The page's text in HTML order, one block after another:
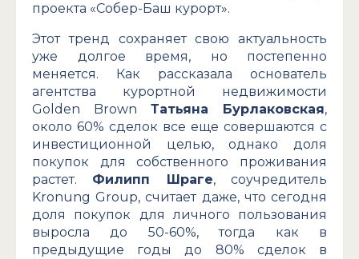
проекта «Собер-Баш курорт».
Этот тренд сохраняет свою актуальность
уже долгое время, но постепенно
меняется. Как рассказала основатель
агентства курортной недвижимости
Golden Brown Татьяна Бурлаковская,
около 60% сделок все еще совершаются с
инвестиционной целью, однако доля
покупок для собственного проживания
растет. Филипп Шраге, соучредитель
Kronung Group, считает даже, что сегодня
доля покупок для личного пользования
выросла до 50-60%, тогда как в
предыдущие годы до 80% сделок в